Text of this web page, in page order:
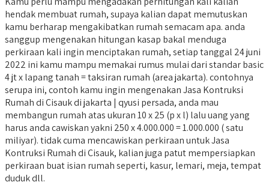
hendak membuat rumah, supaya kalian dapat memutuskan
kamu berharap mengakibatkan rumah semacam apa. anda
sanggup mengenakan hitungan kasap bakal menduga
perkiraan kali ingin menciptakan rumah, setiap tanggal 24 juni
2022 ini kamu mampu memakai rumus mulai dari standar basic
4 jt x lapang tanah = taksiran rumah (area jakarta). contohnya
serupa ini, contoh kamu ingin mengenakan Jasa Kontruksi
Rumah di Cisauk di jakarta | qyusi persada, anda mau
membangun rumah atas ukuran 10 x 25 (p x l) lalu uang yang
harus anda cawiskan yakni 250 x 4.000.000 = 1.000.000 ( satu
miliyar). tidak cuma mencawiskan perkiraan untuk Jasa
Kontruksi Rumah di Cisauk, kalian juga patut mempersiapkan
perkiraan buat isian rumah seperti, kasur, lemari, meja, tempat
duduk dll.